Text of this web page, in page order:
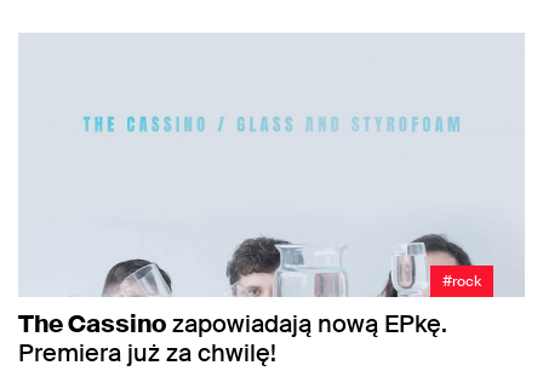
#rock
The Cassinozapowiadają nową EPkę.
Premiera już za chwilę!